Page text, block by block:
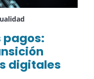
pagos:
digitales